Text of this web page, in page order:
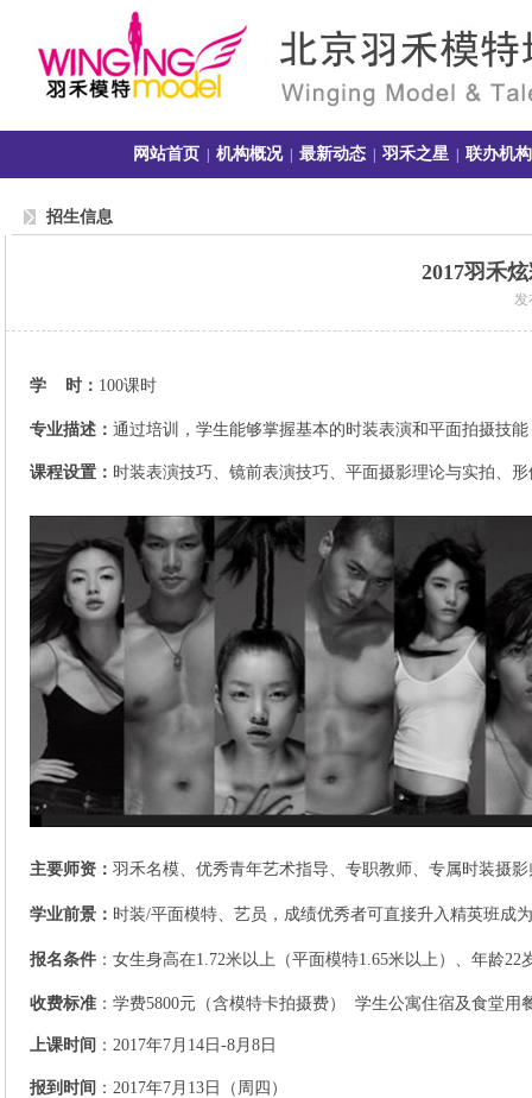
网站首页 机构概况| 最新动态 羽禾之星 联办机构
招生信息
2017羽禾
发
学 时： 100课时
专业描述： 通过培训，学生能够掌握基本的时装表演和平面拍摄技
课程设置： 时装表演技巧、镜前表演技巧、平面摄影理论与实拍、
主要师资： 羽禾名模、优秀青年艺术指导、专职教师、专属时装摄影
学业前景： 时装/平面模特、艺员，成绩优秀者可直接升入精英班成
报名条件 ：女生身高在1.72米以上（平面模特1.65米以上）、年龄
收费标准 ：学费5800元（含模特卡拍摄费） 学生公寓住宿及食堂用
上课时间 ：2017年7月14日-8月8日
报到时间 ：2017年7月13日（周四）